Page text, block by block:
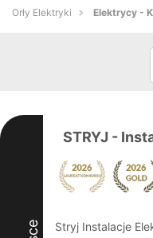
Orły Elektryki Elektrycy -
STRYJ -
Stryj Instalacje